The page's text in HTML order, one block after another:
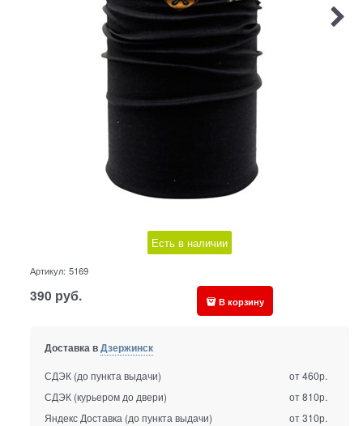
Есть в наличии
Артикул: 5169
390 руб. В корзину
Доставка вДзержинск
СДЭК (до пункта выдачи)
от 460р.
СДЭК (курьером до двери)
от 810р.
Яндекс Доставка (до пункта выдачи)
от 310р.